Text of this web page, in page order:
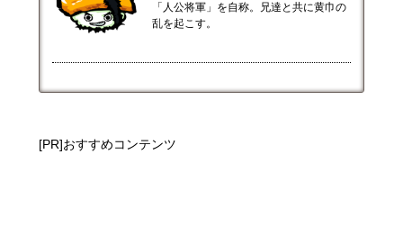
「人公将軍」を自称。兄達と共に黄巾の
乱を起こす。
[PR]おすすめコンテンツ